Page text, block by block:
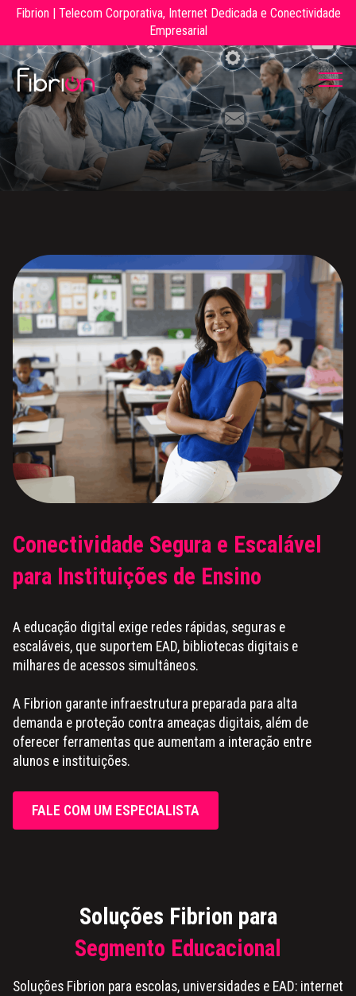
Fibrion | Telecom Corporativa, Internet Dedicada e Conectividade
Empresarial
Conectividade Segura e Escalável
para Instituições de Ensino
A educação digital exige redes rápidas, seguras e
escaláveis, que suportem EAD, bibliotecas digitais e
milhares de acessos simultâneos.
A Fibrion garante infraestrutura preparada para alta
demanda e proteção contra ameaças digitais, além de
oferecer ferramentas que aumentam a interação entre
alunos e instituições.
FALE COM UM ESPECIALISTA
Soluções Fibrion para
Segmento Educacional
Soluções Fibrion para escolas, universidades e EAD: internet